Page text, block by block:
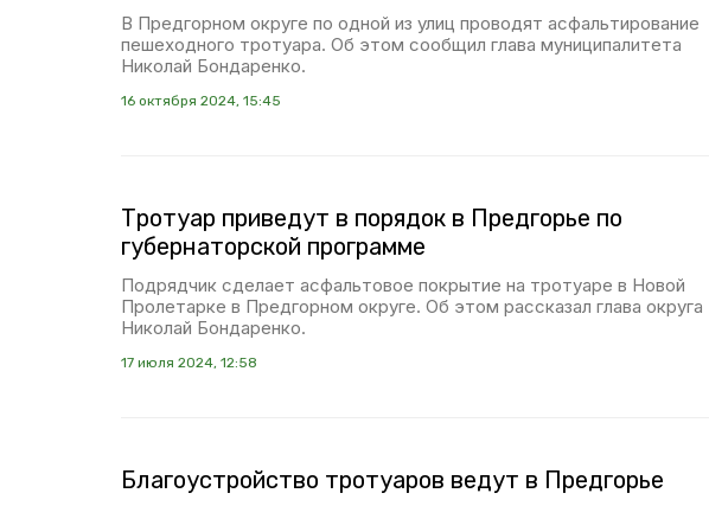
В Предгорном округе по одной из улиц проводят асфальтирование
пешеходного тротуара. Об этом сообщил глава муниципалитета
Николай Бондаренко.
16 октября 2024, 15:45
Тротуар приведут в порядок в Предгорье по
губернаторской программе
Подрядчик сделает асфальтовое покрытие на тротуаре в Новой
Пролетарке в Предгорном округе. Об этом рассказал глава округа
Николай Бондаренко.
17 июля 2024, 12:58
Благоустройство тротуаров ведут в Предгорье